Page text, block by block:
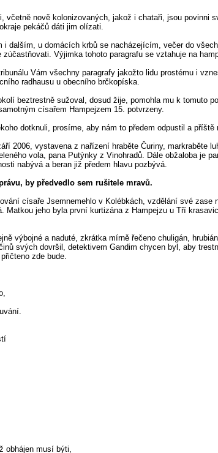
včetně nově kolonizovaných, jakož i chataři, jsou povinni
pekáčů dáti jim olízati.
i dalším, u domácích krbů se nacházejícím, večer do
Výjimka tohoto paragrafu se vztahuje na
Vám všechny paragrafy jakožto lidu prostému i
radhausu u obecního brčkopíska.
beztrestně sužoval, dosud žije, pomohla mu k tomuto
císařem Hampejzem 15. potvrzeny.
dotknuli, prosíme, aby nám to předem odpustil a
2006, vystavena z nařízení hraběte Čuriny,
vola, pana Putýnky z Vinohradů. Dále obžaloba je
nabývá a beran již předem hlavu pozbývá.
by předvedlo sem rušitele mravů.
císaře Jsemnemehlo v Kolébkách, vzdělání své
Matkou jeho byla první kurtizána z Hampejzu u Tří
výbojné a naduté, zkrátka mírně řečeno chuligán,
svých dovršil, detektivem Gandim chycen byl, aby
zde bude.
obhájen musí býti,